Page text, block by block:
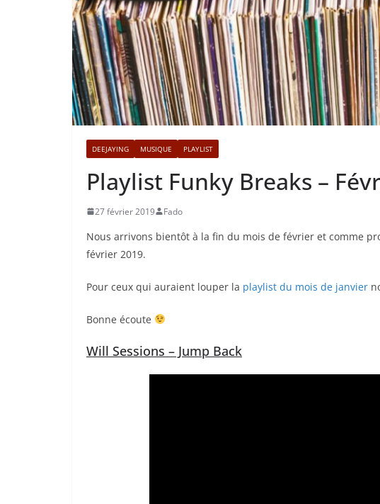
DEEJAYING MUSIQUE PLAYLIST
Playlist Funky Breaks –
27 février 2019 Fado
Nous arrivons bientôt à la fin du mois de février et comme
février 2019.
Pour ceux qui auraient louper la playlist du mois de janvier
Bonne écoute
Will Sessions – Jump Back